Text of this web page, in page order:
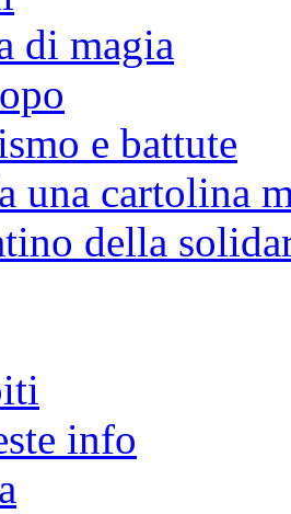
di magia
e battute
una cartolina
della
info